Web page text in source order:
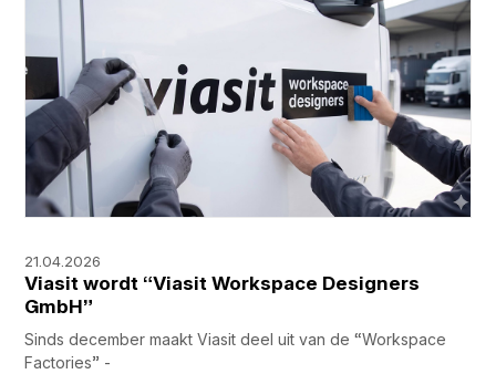
21.04.2026
Viasit wordt “Viasit Workspace Designers
GmbH”
Sinds december maakt Viasit deel uit van de “Workspace
Factories” -